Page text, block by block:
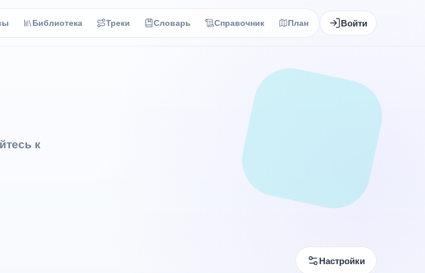
Библиотека Треки Словарь Справочник План Войти
к
Настройки